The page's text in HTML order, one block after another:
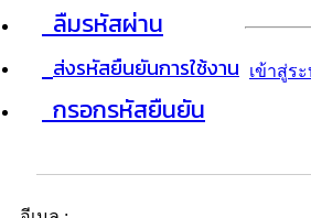
ลืมรหัสผ่าน
ส่งรหัสยืนยันการใช้งาน
กรอกรหัสยืนยัน
เข้าสู่ร